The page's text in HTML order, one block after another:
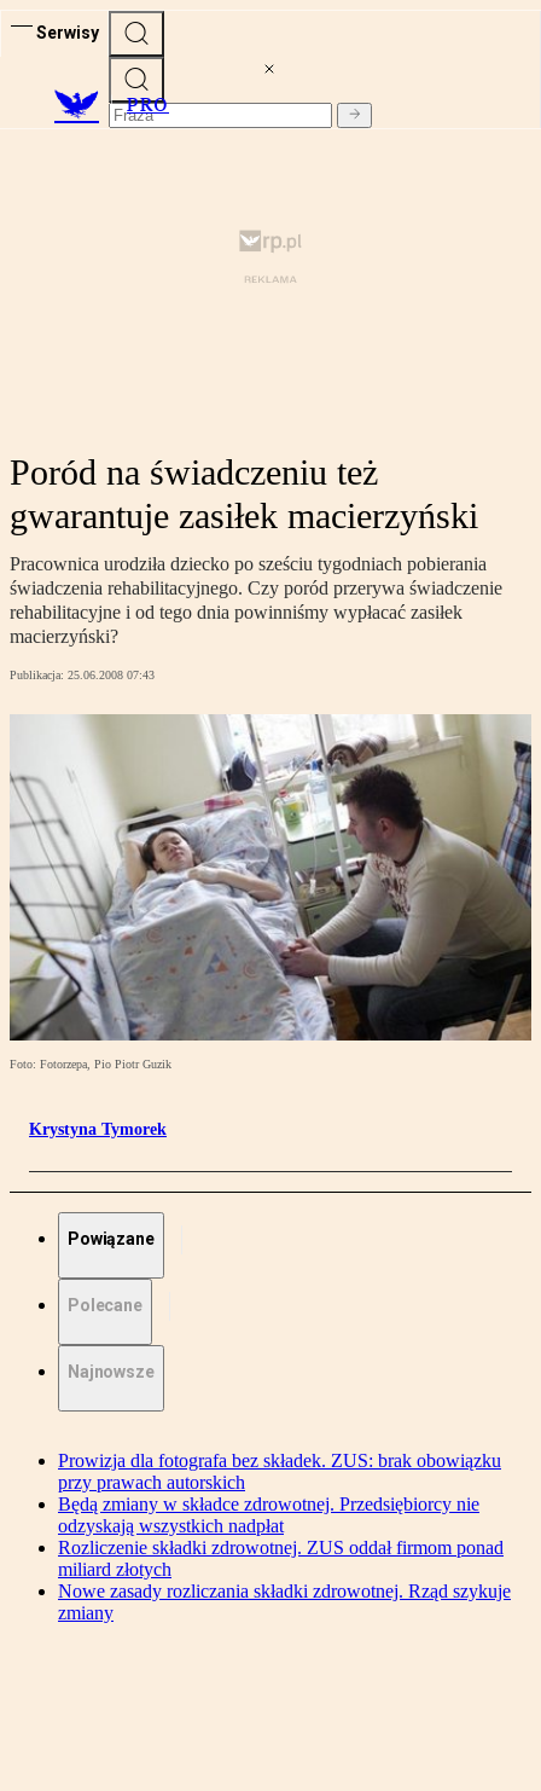
Serwisy
PRO
Poród na świadczeniu też
gwarantuje zasiłek macierzyński
Pracownica urodziła dziecko po sześciu tygodniach pobierania
świadczenia rehabilitacyjnego. Czy poród przerywa świadczenie
rehabilitacyjne i od tego dnia powinniśmy wypłacać zasiłek
macierzyński?
Publikacja: 25.06.2008 07:43
Foto: Fotorzepa, Pio Piotr Guzik
Krystyna Tymorek
Powiązane
Polecane
Najnowsze
Prowizja dla fotografa bez składek. ZUS: brak obowiązku
przy prawach autorskich
Będą zmiany w składce zdrowotnej. Przedsiębiorcy nie
odzyskają wszystkich nadpłat
Rozliczenie składki zdrowotnej. ZUS oddał firmom ponad
miliard złotych
Nowe zasady rozliczania składki zdrowotnej. Rząd szykuje
zmiany